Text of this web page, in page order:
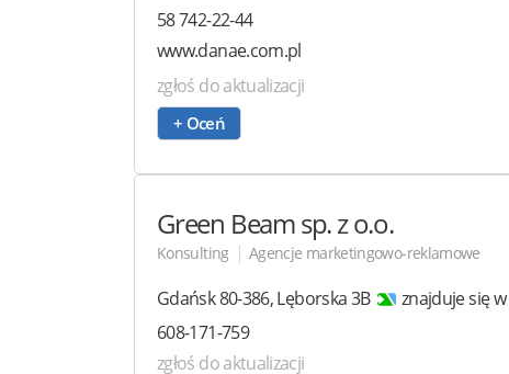
58 742-22-44
www.danae.com.pl
zgłoś do aktualizacji
+ Oceń
Green Beamsp. z o.o.
Konsulting | Agencje marketingowo-reklamowe
Gdańsk80-386,Lęborska 3B znajduje się w
608-171-759
zgłoś do aktualizacji